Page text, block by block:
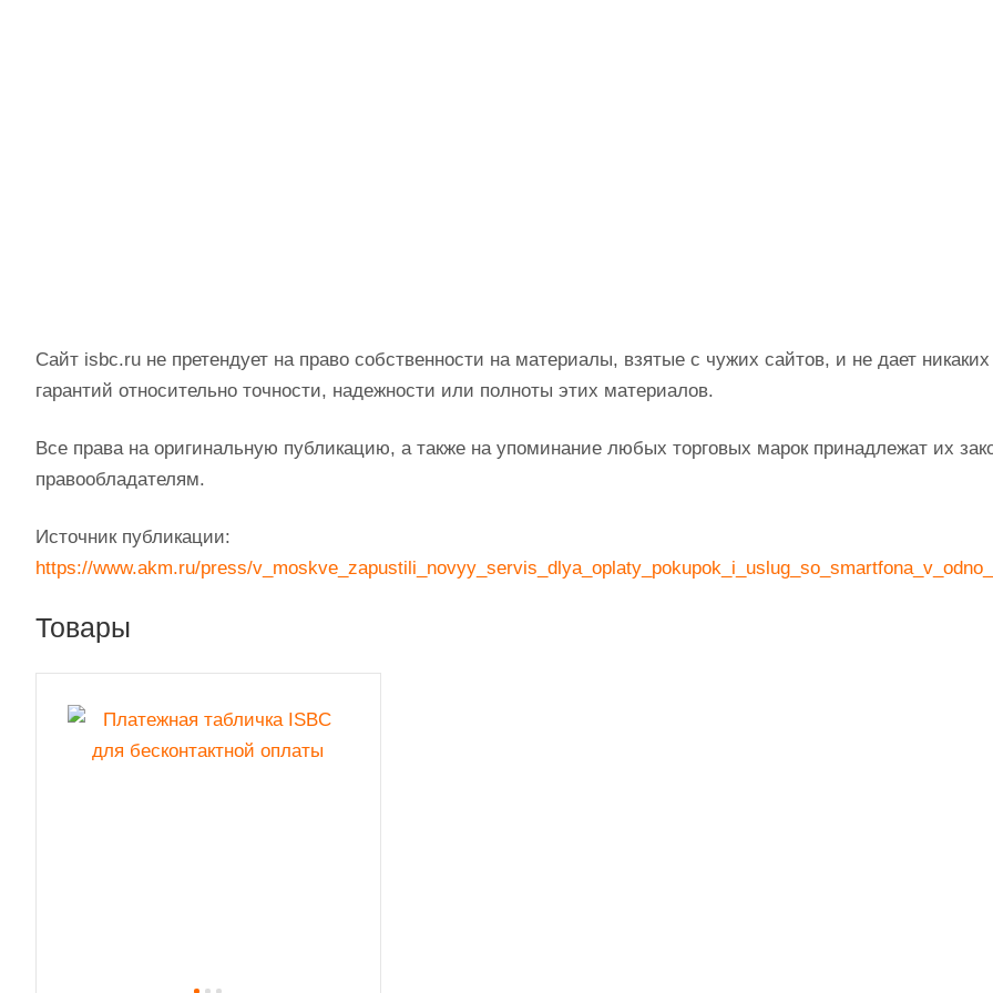
Сайт isbc.ru не претендует на право собственности на материалы, взятые с чужих сайтов, и не дает никаких
гарантий относительно точности, надежности или полноты этих материалов.
Все права на оригинальную публикацию, а также на упоминание любых торговых марок принадлежат их
правообладателям.
Источник публикации:
https://www.akm.ru/press/
Товары